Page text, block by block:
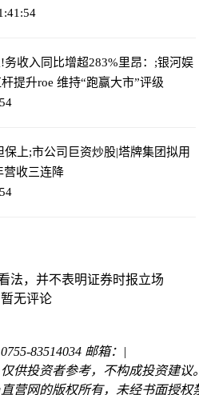
收入同比增超283%里昂：;银河娱
提升roe 维持“跑赢大市”评级
保 上;市公司巨资炒股|塔牌集团拟用
营收三连降
法，并不表明证券时报立场
暂无评论
83514034 邮箱： |
供投资者参考，不构成投资建议
营网的版权所有，未经书面授权